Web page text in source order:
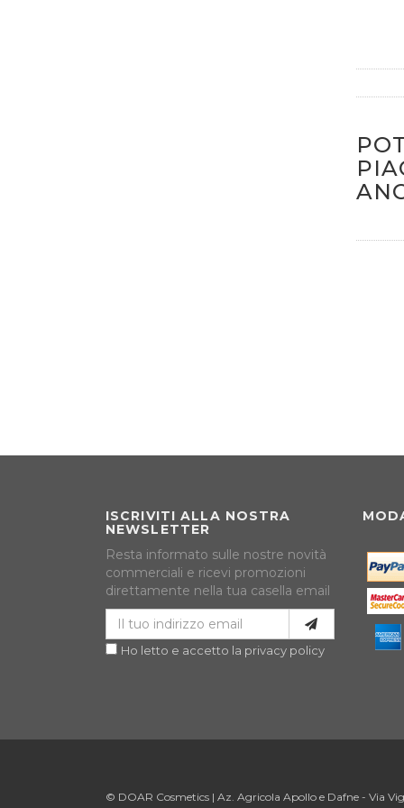
ISCRIVITI ALLA NOSTRA
NEWSLETTER
Resta informato sulle nostre novità
commerciali e ricevi promozioni
direttamente nella tua casella email
Ho letto e accetto la privacy policy
© DOAR Cosmetics | Az. Agricola Apollo e Dafne - Via